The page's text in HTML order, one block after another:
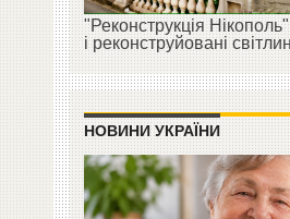
"Реконструкція
і реконструйовані
НОВИНИ УКРАЇНИ